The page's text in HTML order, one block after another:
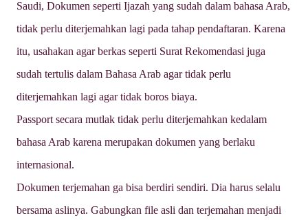
Saudi, Dokumen seperti Ijazah yang sudah dalam bahasa Arab,
tidak perlu diterjemahkan lagi pada tahap pendaftaran. Karena
itu, usahakan agar berkas seperti Surat Rekomendasi juga
sudah tertulis dalam Bahasa Arab agar tidak perlu
diterjemahkan lagi agar tidak boros biaya.
Passport secara mutlak tidak perlu diterjemahkan kedalam
bahasa Arab karena merupakan dokumen yang berlaku
internasional.
Dokumen terjemahan ga bisa berdiri sendiri. Dia harus selalu
bersama aslinya. Gabungkan file asli dan terjemahan menjadi